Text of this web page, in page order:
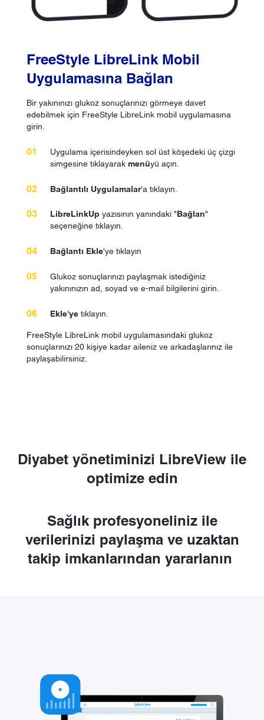
FreeStyle LibreLink Mobil
Uygulamasına Bağlan
Bir yakınınızı glukoz sonuçlarınızı görmeye davet
edebilmek için FreeStyle LibreLink mobil uygulamasına
girin.
Uygulama içerisindeyken sol üst köşedeki üç çizgi
simgesine tıklayarak menüyü açın.
Bağlantılı Uygulamalar'a tıklayın.
LibreLinkUp yazısının yanındaki "Bağlan"
seçeneğine tıklayın.
Bağlantı Ekle'ye tıklayın
Glukoz sonuçlarınızı paylaşmak istediğiniz
yakınınızın ad, soyad ve e-mail bilgilerini girin.
Ekle'ye tıklayın.
FreeStyle LibreLink mobil uygulamasındaki glukoz
sonuçlarınızı 20 kişiye kadar aileniz ve arkadaşlarınız ile
paylaşabilirsiniz.
Diyabet yönetiminizi LibreView ile
optimize edin
Sağlık profesyoneliniz ile
verilerinizi paylaşma ve uzaktan
takip imkanlarından yararlanın